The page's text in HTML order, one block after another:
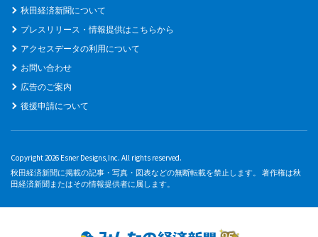
秋田経済新聞について
プレスリリース・情報提供はこちらから
アクセスデータの利用について
お問い合わせ
広告のご案内
後援申請について
Copyright 2026 Esner Designs,Inc. All rights reserved.
秋田経済新聞に掲載の記事・写真・図表などの無断転載を禁止します。 著作権は秋
田経済新聞またはその情報提供者に属します。